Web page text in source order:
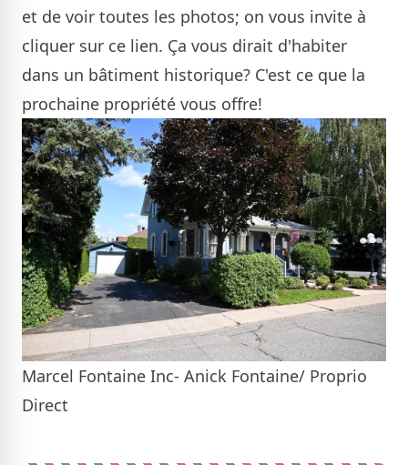
et de voir toutes les photos; on vous invite à
cliquer sur ce lien. Ça vous dirait d'habiter
dans un bâtiment historique? C'est ce que la
prochaine propriété vous offre!
Marcel Fontaine Inc- Anick Fontaine/ Proprio
Direct